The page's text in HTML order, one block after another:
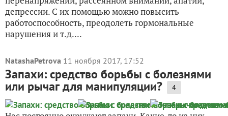
депрессии. С их помощью можно повысить
работоспособность, преодолеть гормональные
нарушения и т.д....
NatashaPetrova 11 ноября 2017, 17:52
Запахи: средство борьбы с болезнями
или рычаг для манипуляции? 4